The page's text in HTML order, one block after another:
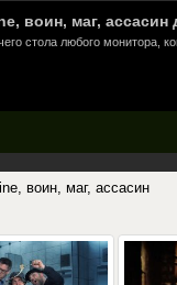
воин, маг, ассасин
стола любого монитора,
воин, маг, ассасин